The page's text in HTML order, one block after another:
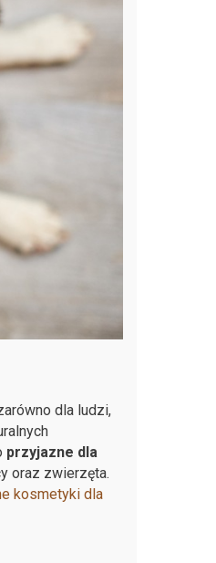
dla ludzi,
przyjazne dla
oraz zwierzęta.
kosmetyki dla